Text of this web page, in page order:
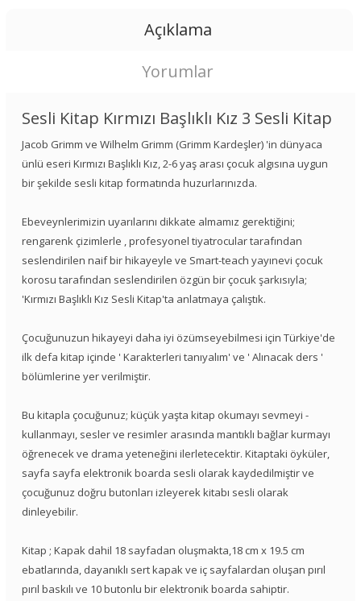
Açıklama
Yorumlar
Sesli Kitap Kırmızı Başlıklı Kız 3 Sesli Kitap
Jacob Grimm ve Wilhelm Grimm (Grimm Kardeşler) 'in dünyaca
ünlü eseri Kırmızı Başlıklı Kız, 2-6 yaş arası çocuk algısına uygun
bir şekilde sesli kitap formatında huzurlarınızda.
Ebeveynlerimizin uyarılarını dikkate almamız gerektiğini;
rengarenk çizimlerle , profesyonel tiyatrocular tarafından
seslendirilen naif bir hikayeyle ve Smart-teach yayınevi çocuk
korosu tarafından seslendirilen özgün bir çocuk şarkısıyla;
'Kırmızı Başlıklı Kız Sesli Kitap'ta anlatmaya çalıştık.
Çocuğunuzun hikayeyi daha iyi özümseyebilmesi için Türkiye'de
ilk defa kitap içinde ' Karakterleri tanıyalım' ve ' Alınacak ders '
bölümlerine yer verilmiştir.
Bu kitapla çocuğunuz; küçük yaşta kitap okumayı sevmeyi -
kullanmayı, sesler ve resimler arasında mantıklı bağlar kurmayı
öğrenecek ve drama yeteneğini ilerletecektir. Kitaptaki öyküler,
sayfa sayfa elektronik boarda sesli olarak kaydedilmiştir ve
çocuğunuz doğru butonları izleyerek kitabı sesli olarak
dinleyebilir.
Kitap ; Kapak dahil 18 sayfadan oluşmakta,18 cm x 19.5 cm
ebatlarında, dayanıklı sert kapak ve iç sayfalardan oluşan pırıl
pırıl baskılı ve 10 butonlu bir elektronik boarda sahiptir.